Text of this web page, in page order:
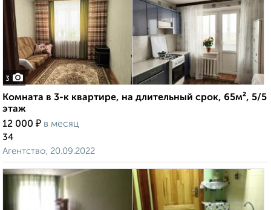
3
Комната в 3-к квартире, на длительный срок, 65м², 5/5
этаж
12 000 ₽ в месяц
34
Агентство, 20.09.2022